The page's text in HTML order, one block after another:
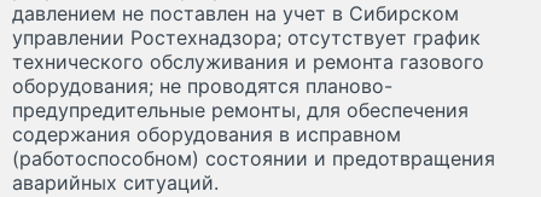
давлением не поставлен на учет в Сибирском
управлении Ростехнадзора; отсутствует график
технического обслуживания и ремонта газового
оборудования; не проводятся планово-
предупредительные ремонты, для обеспечения
содержания оборудования в исправном
(работоспособном) состоянии и предотвращения
аварийных ситуаций.